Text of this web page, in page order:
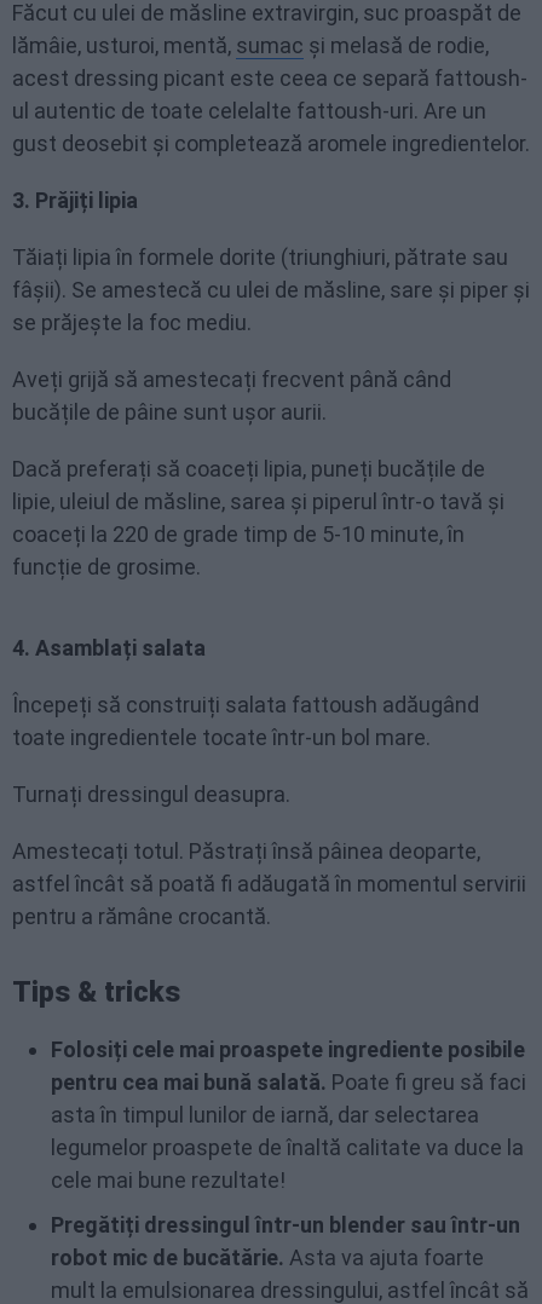
Făcut cu ulei de măsline extravirgin, suc proaspăt de
lămâie, usturoi, mentă, sumac și melasă de rodie,
acest dressing picant este ceea ce separă fattoush-
ul autentic de toate celelalte fattoush-uri. Are un
gust deosebit și completează aromele ingredientelor.
3. Prăjiți lipia
Tăiați lipia în formele dorite (triunghiuri, pătrate sau
fâșii). Se amestecă cu ulei de măsline, sare și piper și
se prăjește la foc mediu.
Aveți grijă să amestecați frecvent până când
bucățile de pâine sunt ușor aurii.
Dacă preferați să coaceți lipia, puneți bucățile de
lipie, uleiul de măsline, sarea și piperul într-o tavă și
coaceți la 220 de grade timp de 5-10 minute, în
funcție de grosime.
4. Asamblați salata
Începeți să construiți salata fattoush adăugând
toate ingredientele tocate într-un bol mare.
Turnați dressingul deasupra.
Amestecați totul. Păstrați însă pâinea deoparte,
astfel încât să poată fi adăugată în momentul servirii
pentru a rămâne crocantă.
Tips & tricks
Folosiți cele mai proaspete ingrediente posibile
pentru cea mai bună salată. Poate fi greu să faci
asta în timpul lunilor de iarnă, dar selectarea
legumelor proaspete de înaltă calitate va duce la
cele mai bune rezultate!
Pregătiți dressingul într-un blender sau într-un
robot mic de bucătărie. Asta va ajuta foarte
mult la emulsionarea dressingului, astfel încât să